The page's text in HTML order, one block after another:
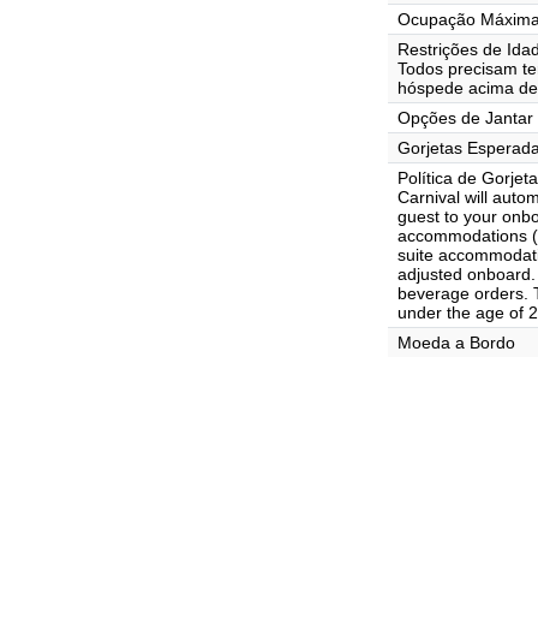
Ocupação
Restrições de
Todos precisam
hóspede acima
Opções de Jantar
Gorjetas
Política de
Carnival will
guest to your
accommodations
suite
adjusted
beverage orders.
under the age of
Moeda a Bordo